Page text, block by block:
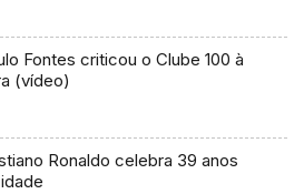
Fontes criticou o Clube 100 à
(vídeo)
Ronaldo celebra 39 anos